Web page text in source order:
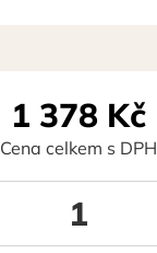
1 378 Kč
Cena celkem s DPH